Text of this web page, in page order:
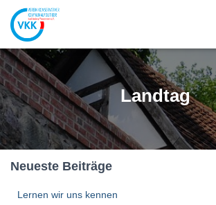
Landtag
Neueste Beiträge
Lernen wir uns kennen